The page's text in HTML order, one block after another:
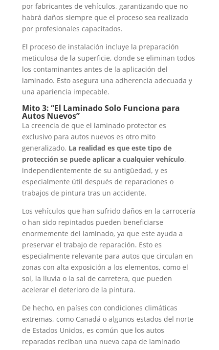
por fabricantes de vehículos, garantizando que no
habrá daños siempre que el proceso sea realizado
por profesionales capacitados.
El proceso de instalación incluye la preparación
meticulosa de la superficie, donde se eliminan todos
los contaminantes antes de la aplicación del
laminado. Esto asegura una adherencia adecuada y
una apariencia impecable.
Mito 3: “El Laminado Solo Funciona para
Autos Nuevos”
La creencia de que el laminado protector es
exclusivo para autos nuevos es otro mito
generalizado. La realidad es que este tipo de
protección se puede aplicar a cualquier vehículo,
independientemente de su antigüedad, y es
especialmente útil después de reparaciones o
trabajos de pintura tras un accidente.
Los vehículos que han sufrido daños en la carrocería
o han sido repintados pueden beneficiarse
enormemente del laminado, ya que este ayuda a
preservar el trabajo de reparación. Esto es
especialmente relevante para autos que circulan en
zonas con alta exposición a los elementos, como el
sol, la lluvia o la sal de carretera, que pueden
acelerar el deterioro de la pintura.
De hecho, en países con condiciones climáticas
extremas, como Canadá o algunos estados del norte
de Estados Unidos, es común que los autos
reparados reciban una nueva capa de laminado